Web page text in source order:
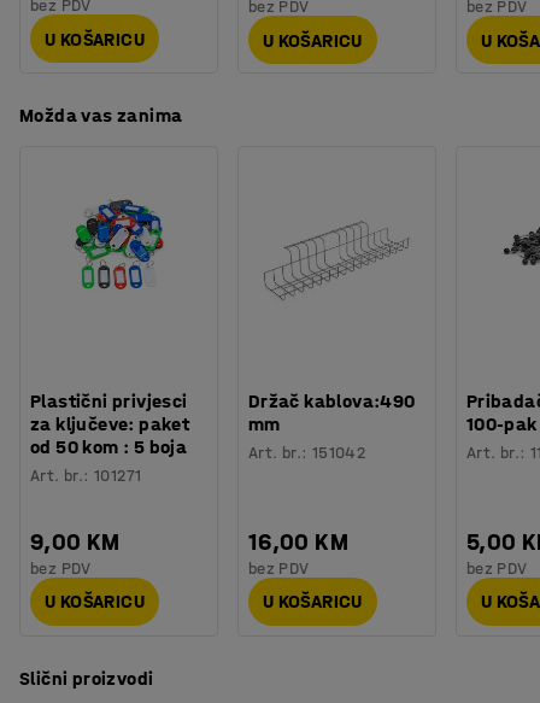
bez PDV
U KOŠARICU
bez PDV
U KOŠARICU
bez PDV
U
Možda vas zanima
Plastični privjesci
za ključeve: paket
od 50 kom : 5 boja
Art. br.:101271
9,00 KM
bez PDV
U KOŠARICU
Držač kablova:490
mm
Art. br.: 151042
16,00 KM
bez PDV
U KOŠARICU
100-pak
Art. br.:
5,00
bez PDV
U
Slični proizvodi